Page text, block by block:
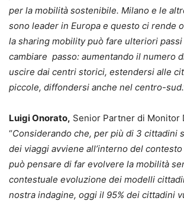
per la mobilità sostenibile. Milano e le
sono leader in Europa e questo ci rende
la sharing mobility può fare ulteriori passi
cambiare passo: aumentando il numero
uscire dai centri storici, estendersi alle
piccole, diffondersi anche nel centro-
Luigi Onorato, Senior Partner di Monitor
“Considerando che, per più di 3 cittadini
dei viaggi avviene all’interno del
può pensare di far evolvere la mobilità
contestuale evoluzione dei modelli
nostra indagine, oggi il 95% dei cittadini